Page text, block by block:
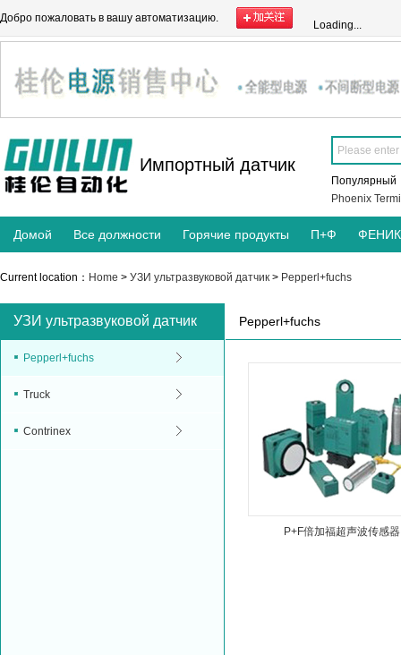
Добро пожаловать в вашу автоматизацию.
Loading...
Импортный датчик
Популярный
Phoenix
Домой Все должности Горячие продукты П+Ф
Current location： Home > УЗИ ультразвуковой датчик > Pepperl+fuchs
УЗИ ультразвуковой датчик
Pepperl+fuchs
Truck
Contrinex
Pepperl+fuchs
P+F倍加福超声波传感器